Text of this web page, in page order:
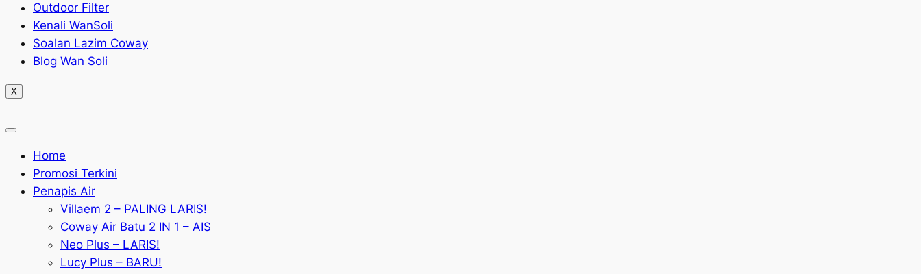
Outdoor Filter
Kenali WanSoli
Soalan Lazim Coway
Blog Wan Soli
X
Home
Promosi Terkini
Penapis Air
Villaem 2 – PALING LARIS!
Coway Air Batu 2 IN 1 – AIS
Neo Plus – LARIS!
Lucy Plus – BARU!